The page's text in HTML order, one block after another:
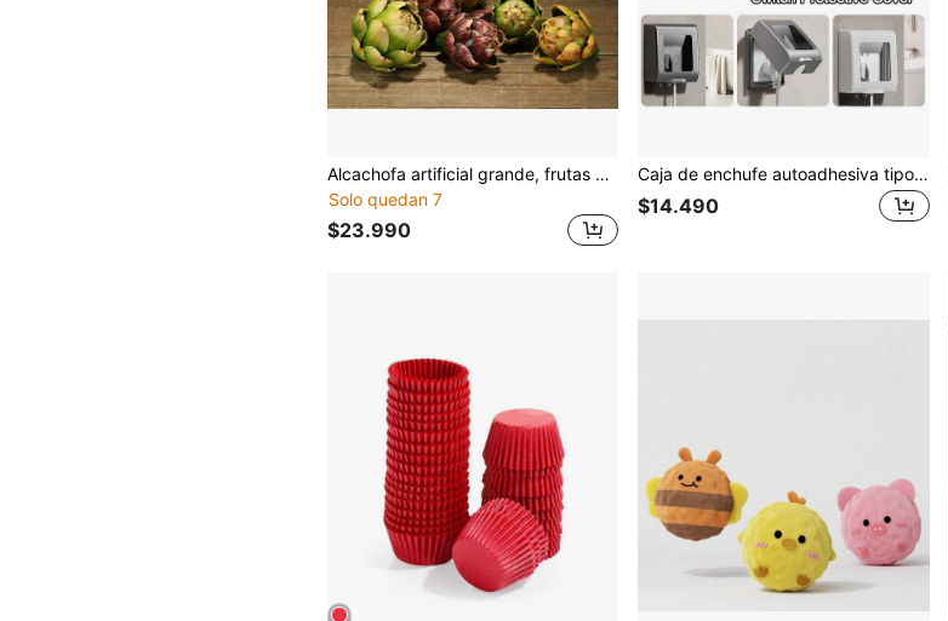
Alcachofa artificial grande, frutas y verduras falsas para decoración de cocina y hogar, alcachofas falsas
Solo quedan 7
$23.990
Caja de enchufe autoadhesiva tipo 86 a prueba de agua, cubierta de enchufe eléctrico a prueba de salpicaduras para baño, protección de interruptor de pared, caja a prueba de salpicaduras, Día de la Mujer, artículos esenciales de viaje, recuerdos de boda, Y2k, dormitorio, accesorios de coche para mujeres, decoración de cocina, decoración de cocina, artículos del hogar, regalo del Día de la Madre, decoración de dormitorio, jardín, decoración de cocina, verano, playa, artículos esenciales de viaje, decoración de habitación, Squishy, graduación
$14.490